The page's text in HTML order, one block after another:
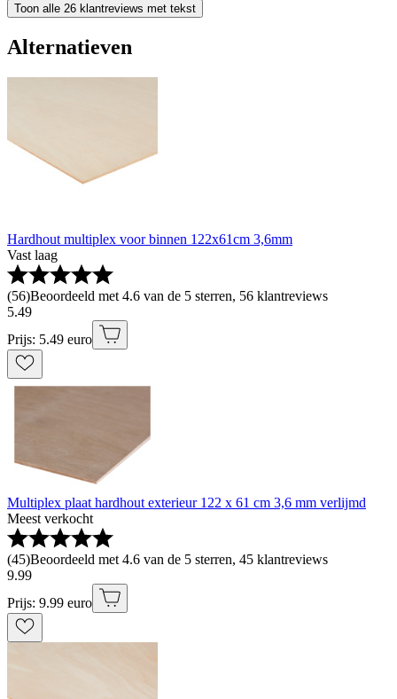
Toon alle 26 klantreviews met tekst
Alternatieven
Hardhout multiplex voor binnen 122x61cm 3,6mm
Vast laag
(56)Beoordeeld met 4.6 van de 5 sterren, 56 klantreviews
5.49
Prijs: 5.49 euro
Multiplex plaat hardhout exterieur 122 x 61 cm 3,6 mm verlijmd
Meest verkocht
(45)Beoordeeld met 4.6 van de 5 sterren, 45 klantreviews
9.99
Prijs: 9.99 euro